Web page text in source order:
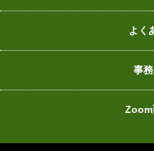
よく
事
Zoom